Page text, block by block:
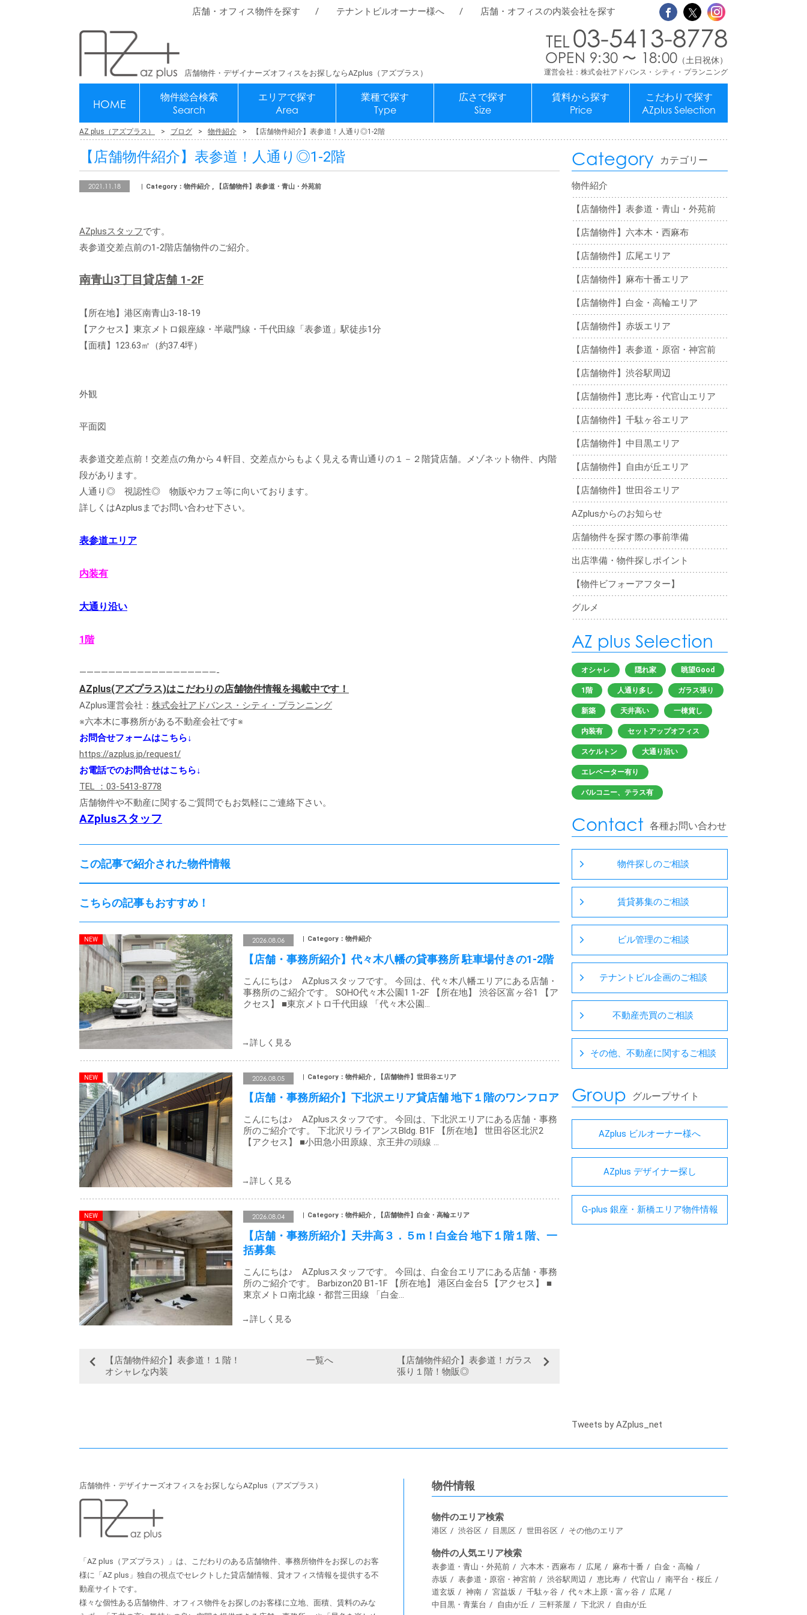
店舗物件・デザイナーズオフィスをお探しならAZplus（アズプラス）
店舗・オフィス物件を探す テナントビルオーナー様へ 店舗・オフィスの内装会社を探す
HOME
物件総合検索
Search
エリアで探す
Area
業種で探す
Type
広さで探す
Size
賃料から探す
Price
こだわりで探す
AZplus Selection
03-5413-8778
OPEN 9:30 〜 18:00 （土日祝休）
運営会社：株式会社アドバンス・シティ・プランニング
AZ plus（アズプラス） ブログ 物件紹介 【店舗物件紹介】表参道！人通り◎1-2階
【店舗物件紹介】表参道！人通り◎1-2階
2021.11.18 Category：物件紹介 , 【店舗物件】表参道・青山・外苑前
AZplusスタッフです。
表参道交差点前の1-2階店舗物件のご紹介。
南青山3丁目貸店舗 1-2F
【所在地】港区南青山3-18-19
【アクセス】東京メトロ銀座線・半蔵門線・千代田線「表参道」駅徒歩1分
【面積】123.63㎡（約37.4坪）
外観
平面図
表参道交差点前！交差点の角から４軒目、交差点からもよく見える青山通りの１－２階貸店舗。メゾネット物件、内階
段があります。
人通り◎ 視認性◎ 物販やカフェ等に向いております。
詳しくはAzplusまでお問い合わせ下さい。
表参道エリア
内装有
大通り沿い
1階
———————————————————-
AZplus(アズプラス)はこだわりの店舗物件情報を掲載中です！
AZplus運営会社： 株式会社アドバンス・シティ・プランニング
※六本木に事務所がある不動産会社です※
お問合せフォームはこちら↓
https://azplus.jp/request/
お電話でのお問合せはこちら↓
TEL ：03-5413-8778
店舗物件や不動産に関するご質問でもお気軽にご連絡下さい。
AZplusスタッフ
この記事で紹介された物件情報
こちらの記事もおすすめ！
2026.08.06 Category：物件紹介
【店舗・事務所紹介】代々木八幡の貸事務所 駐車場付きの1-2階
こんにちは♪ AZplusスタッフです。 今回は、代々木八幡エリアにある店舗・
事務所のご紹介です。 SOHO代々木公園1 1-2F 【所在地】 渋谷区富ヶ谷1 【ア
クセス】 ■東京メトロ千代田線 「代々木公園…
2026.08.05 Category：物件紹介 , 【店舗物件】世田谷エリア
【店舗・事務所紹介】下北沢エリア貸店舗 地下１階のワンフロア
こんにちは♪ AZplusスタッフです。 今回は、下北沢エリアにある店舗・事務
所のご紹介です。 下北沢リライアンスBldg. B1F 【所在地】 世田谷区北沢2
【アクセス】 ■小田急小田原線、京王井の頭線 …
2026.08.04 Category：物件紹介 , 【店舗物件】白金・高輪エリア
【店舗・事務所紹介】天井高３．５m！白金台 地下１階１階、一
括募集
こんにちは♪ AZplusスタッフです。 今回は、白金台エリアにある店舗・事務
所のご紹介です。 Barbizon20 B1-1F 【所在地】 港区白金台5 【アクセス】 ■
東京メトロ南北線・都営三田線 「白金…
【店舗物件紹介】表参道！１階！
オシャレな内装
一覧へ
【店舗物件紹介】表参道！ガラス
張り１階！物販◎
Category カテゴリー
物件紹介
【店舗物件】表参道・青山・外苑前
【店舗物件】六本木・西麻布
【店舗物件】広尾エリア
【店舗物件】麻布十番エリア
【店舗物件】白金・高輪エリア
【店舗物件】赤坂エリア
【店舗物件】表参道・原宿・神宮前
【店舗物件】渋谷駅周辺
【店舗物件】恵比寿・代官山エリア
【店舗物件】千駄ヶ谷エリア
【店舗物件】中目黒エリア
【店舗物件】自由が丘エリア
【店舗物件】世田谷エリア
AZplusからのお知らせ
店舗物件を探す際の事前準備
出店準備・物件探しポイント
【物件ビフォーアフター】
グルメ
AZ plus Selection
オシャレ 隠れ家 眺望Good
1階 人通り多し ガラス張り
新築 天井高い 一棟貨し
内装有 セットアップオフィス
スケルトン 大通り沿い
エレベーター有り
バルコニー、テラス有
Contact 各種お問い合わせ
物件探しのご相談
賃貸募集のご相談
ビル管理のご相談
テナントビル企画のご相談
不動産売買のご相談
その他、不動産に関するご相談
Group グループサイト
AZplus ビルオーナー様へ
AZplus デザイナー探し
G-plus 銀座・新橋エリア物件情報
Tweets by AZplus_net
店舗物件・デザイナーズオフィスをお探しならAZplus（アズプラス）
「AZ plus（アズプラス）」は、こだわりのある店舗物件、事務所物件をお探しのお客
様に「AZ plus」独⾃の視点でセレクトした貸店舗情報、貸オフィス情報を提供する不
動産サイトです。
様々な個性ある店舗物件、オフィス物件をお探しのお客様に⽴地、⾯積、賃料のみな
物件情報
物件のエリア検索
港区 渋谷区 目黒区 世田谷区 その他のエリア
物件の人気エリア検索
表参道・青山・外苑前 六本木・西麻布 広尾 麻布十番
白金・高輪
赤坂
表参道・原宿・神宮前 渋谷駅周辺 恵比寿 代官山
南平台・桜丘
道玄坂
神南 宮益坂 千駄ヶ谷 代々木上原・富ヶ谷
広尾
中目黒・青葉台
自由が丘 三軒茶屋 下北沢 自由が丘